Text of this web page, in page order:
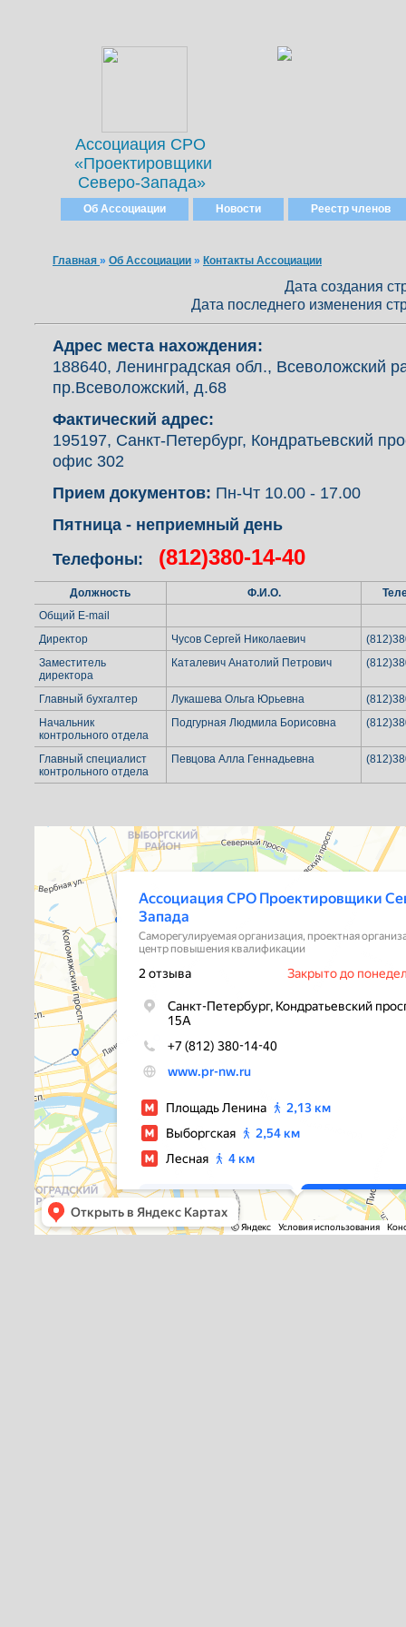
Ассоциация СРО
«Проектировщики
Северо-Запада»
Об Ассоциации Новости Реестр членов
Главная » Об Ассоциации » Контакты Ассоциации
Дата создания
Дата последнего изменения
Адрес места нахождения:
188640, Ленинградская обл., Всеволожский
пр.Всеволожский, д.68
Фактический адрес:
195197, Санкт-Петербург, Кондратьевский
офис 302
Прием документов: Пн-Чт 10.00 - 17.00
Пятница - неприемный день
Телефоны:
(812)380-14-40
Должность Ф.И.О.
Общий E-mail
Директор
Чусов Сергей Николаевич
Заместитель
директора
Каталевич Анатолий Петрович
Главный бухгалтер Лукашева Ольга Юрьевна
Начальник
контрольного отдела
Подгурная Людмила Борисовна
Главный специалист
контрольного отдела
Певцова Алла Геннадьевна